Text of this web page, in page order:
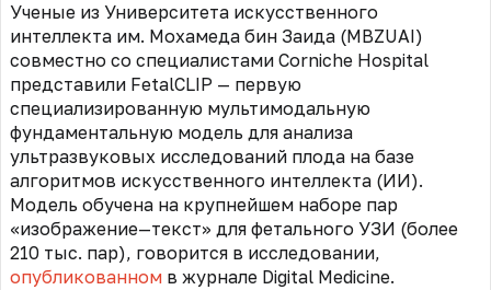
Ученые из Университета искусственного
интеллекта им. Мохамеда бин Заида (MBZUAI)
совместно со специалистами Corniche Hospital
представили FetalCLIP — первую
специализированную мультимодальную
фундаментальную модель для анализа
ультразвуковых исследований плода на базе
алгоритмов искусственного интеллекта (ИИ).
Модель обучена на крупнейшем наборе пар
«изображение—текст» для фетального УЗИ (более
210 тыс. пар), говорится в исследовании,
опубликованном в журнале Digital Medicine.